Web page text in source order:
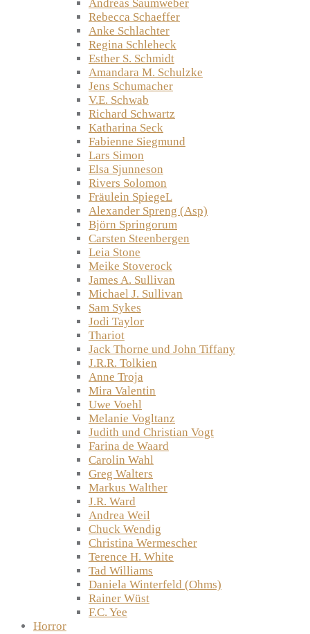
Andreas Saumweber
Rebecca Schaeffer
Anke Schlachter
Regina Schleheck
Esther S. Schmidt
Amandara M. Schulzke
Jens Schumacher
V.E. Schwab
Richard Schwartz
Katharina Seck
Fabienne Siegmund
Lars Simon
Elsa Sjunneson
Rivers Solomon
Fräulein SpiegeL
Alexander Spreng (Asp)
Björn Springorum
Carsten Steenbergen
Leia Stone
Meike Stoverock
James A. Sullivan
Michael J. Sullivan
Sam Sykes
Jodi Taylor
Thariot
Jack Thorne und John Tiffany
J.R.R. Tolkien
Anne Troja
Mira Valentin
Uwe Voehl
Melanie Vogltanz
Judith und Christian Vogt
Farina de Waard
Carolin Wahl
Greg Walters
Markus Walther
J.R. Ward
Andrea Weil
Chuck Wendig
Christina Wermescher
Terence H. White
Tad Williams
Daniela Winterfeld (Ohms)
Rainer Wüst
F.C. Yee
Horror